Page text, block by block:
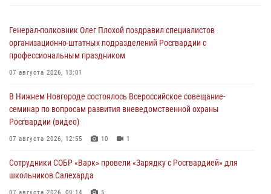
Генерал-полковник Олег Плохой поздравил специалистов
организационно-штатных подразделений Росгвардии с
профессиональным праздником
07 августа 2026, 13:01
В Нижнем Новгороде состоялось Всероссийское совещание-
семинар по вопросам развития вневедомственной охраны
Росгвардии (видео)
07 августа 2026, 12:55 10 1
Сотрудники СОБР «Варк» провели «Зарядку с Росгвардией» для
школьников Салехарда
07 августа 2026, 09:14 5